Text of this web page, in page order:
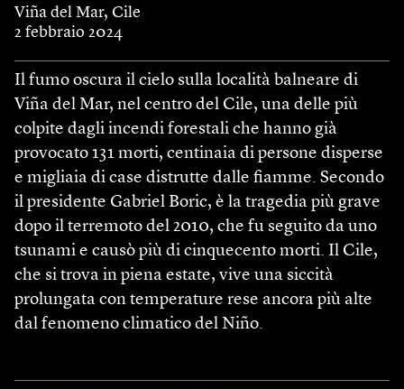
Viña del Mar, Cile
2 febbraio 2024
Il fumo oscura il cielo sulla località balneare di
Viña del Mar, nel centro del Cile, una delle più
colpite dagli incendi forestali che hanno già
provocato 131 morti, centinaia di persone disperse
e migliaia di case distrutte dalle fiamme. Secondo
il presidente Gabriel Boric, è la tragedia più grave
dopo il terremoto del 2010, che fu seguito da uno
tsunami e causò più di cinquecento morti. Il Cile,
che si trova in piena estate, vive una siccità
prolungata con temperature rese ancora più alte
dal fenomeno climatico del Niño.